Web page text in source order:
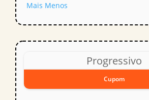
Mais Menos
Progressivo
Cupom